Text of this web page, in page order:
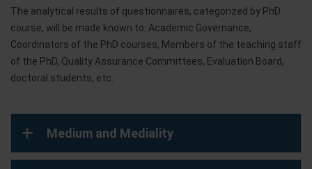
The analytical results of questionnaires, categorized by PhD
course, will be made known to: Academic Governance,
Coordinators of the PhD courses, Members of the teaching staff
of the PhD, Quality Assurance Committees, Evaluation Board,
doctoral students, etc.
Medium and Mediality